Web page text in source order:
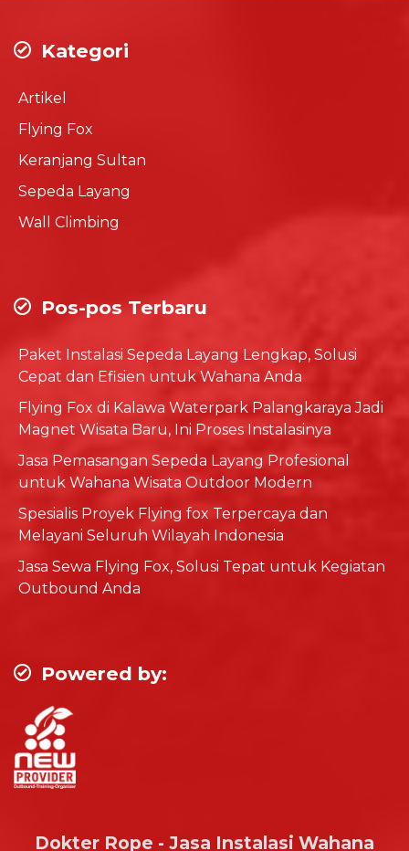
Kategori
Artikel
Flying Fox
Keranjang Sultan
Sepeda Layang
Wall Climbing
Pos-pos Terbaru
Paket Instalasi Sepeda Layang Lengkap, Solusi
Cepat dan Efisien untuk Wahana Anda
Flying Fox di Kalawa Waterpark Palangkaraya Jadi
Magnet Wisata Baru, Ini Proses Instalasinya
Jasa Pemasangan Sepeda Layang Profesional
untuk Wahana Wisata Outdoor Modern
Spesialis Proyek Flying fox Terpercaya dan
Melayani Seluruh Wilayah Indonesia
Jasa Sewa Flying Fox, Solusi Tepat untuk Kegiatan
Outbound Anda
Powered by:
Dokter Rope - Jasa Instalasi Wahana